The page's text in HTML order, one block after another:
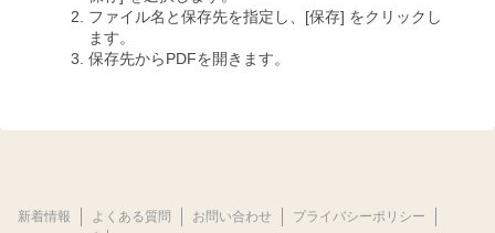
ファイル名と保存先を指定し、[保存] をクリックし
ます。
保存先からPDFを開きます。
新着情報 よくある質問 お問い合わせ
プライバシーポリシー